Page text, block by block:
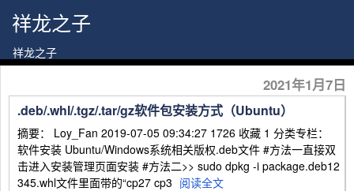
祥龙之子
祥龙之子
2021年1月7日
.deb/.whl/.tgz/.tar/gz软件包安装方式（Ubuntu）
摘要： Loy_Fan 2019-07-05 09:34:27 1726 收藏 1 分类专栏：
软件安装 Ubuntu/Windows系统相关版权.deb文件 #方法一直接双
击进入安装管理页面安装 #方法二>> sudo dpkg -i package.deb12
345.whl文件里面带的“cp27 cp3 阅读全文